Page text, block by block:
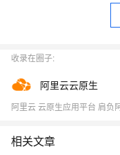
收录在圈子:
阿里云云原生
相关文章